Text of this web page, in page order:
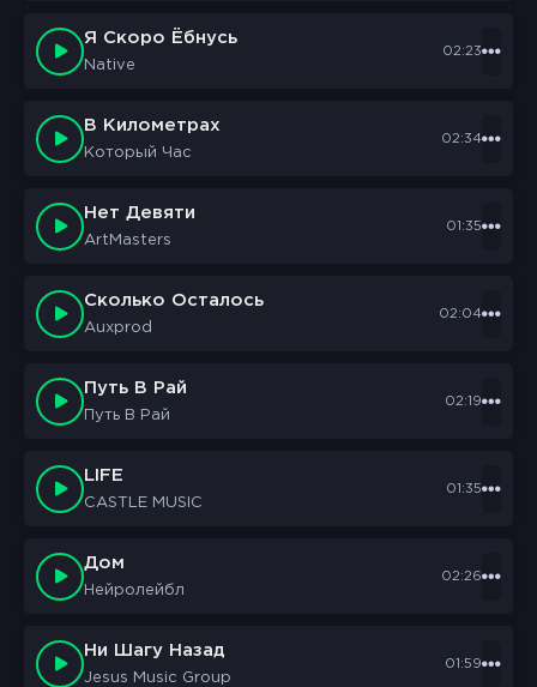
Я Скоро Ёбнусь
Native
02:23
В Километрах
Который Час
02:34
Нет Девяти
ArtMasters
01:35
Сколько Осталось
Auxprod
02:04
Путь В Рай
Путь В Рай
02:19
LIFE
CASTLE MUSIC
01:35
Дом
Нейролейбл
02:26
Ни Шагу Назад
Jesus Music Group
01:59